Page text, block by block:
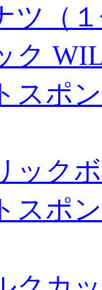
ツ（
ク
スポ
ック
スポ